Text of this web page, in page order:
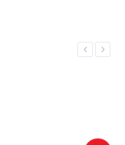
Previous
Next